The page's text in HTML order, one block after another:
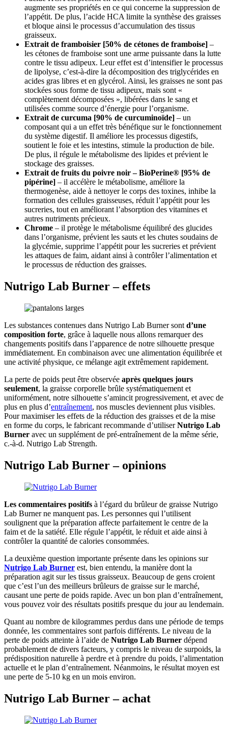
augmente ses propriétés en ce qui concerne la suppression de
l’appétit. De plus, l’acide HCA limite la synthèse des graisses
et bloque ainsi le processus d’accumulation des tissus
graisseux.
Extrait de framboisier [50% de cétones de framboise] –
les cétones de framboise sont une arme puissante dans la lutte
contre le tissu adipeux. Leur effet est d’intensifier le processus
de lipolyse, c’est-à-dire la décomposition des triglycérides en
acides gras libres et en glycérol. Ainsi, les graisses ne sont pas
stockées sous forme de tissu adipeux, mais sont «
complètement décomposées », libérées dans le sang et
utilisées comme source d’énergie pour l’organisme.
Extrait de curcuma [90% de curcuminoïde] – un
composant qui a un effet très bénéfique sur le fonctionnement
du système digestif. Il améliore les processus digestifs,
soutient le foie et les intestins, stimule la production de bile.
De plus, il régule le métabolisme des lipides et prévient le
stockage des graisses.
Extrait de fruits du poivre noir – BioPerine® [95% de
pipérine] – il accélère le métabolisme, améliore la
thermogenèse, aide à nettoyer le corps des toxines, inhibe la
formation des cellules graisseuses, réduit l’appétit pour les
sucreries, tout en améliorant l’absorption des vitamines et
autres nutriments précieux.
Chrome – il protège le métabolisme équilibré des glucides
dans l’organisme, prévient les sauts et les chutes soudains de
la glycémie, supprime l’appétit pour les sucreries et prévient
les attaques de faim, aidant ainsi à contrôler l’alimentation et
le processus de réduction des graisses.
Nutrigo Lab Burner – effets
Les substances contenues dans Nutrigo Lab Burner sont d’une
composition forte, grâce à laquelle nous allons remarquer des
changements positifs dans l’apparence de notre silhouette presque
immédiatement. En combinaison avec une alimentation équilibrée et
une activité physique, ce mélange agit extrêmement rapidement.
La perte de poids peut être observée après quelques jours
seulement, la graisse corporelle brûle systématiquement et
uniformément, notre silhouette s’amincit progressivement, et avec de
plus en plus d’entraînement, nos muscles deviennent plus visibles.
Pour maximiser les effets de la réduction des graisses et de la mise
en forme du corps, le fabricant recommande d’utiliserNutrigo Lab
Burner avec un supplément de pré-entraînement de la même série,
c.-à-d. Nutrigo Lab Strength.
Nutrigo Lab Burner – opinions
Les commentaires positifs à l’égard du brûleur de graisse Nutrigo
Lab Burner ne manquent pas. Les personnes qui l’utilisent
soulignent que la préparation affecte parfaitement le centre de la
faim et de la satiété. Elle régule l’appétit, le réduit et aide ainsi à
contrôler la quantité de calories consommées.
La deuxième question importante présente dans les opinions sur
Nutrigo Lab Burner est, bien entendu, la manière dont la
préparation agit sur les tissus graisseux. Beaucoup de gens croient
que c’est l’un des meilleurs brûleurs de graisse sur le marché,
causant une perte de poids rapide. Avec un bon plan d’entraînement,
vous pouvez voir des résultats positifs presque du jour au lendemain.
Quant au nombre de kilogrammes perdus dans une période de temps
donnée, les commentaires sont parfois différents. Le niveau de la
perte de poids atteinte à l’aide de Nutrigo Lab Burner dépend
probablement de divers facteurs, y compris le niveau de surpoids, la
prédisposition naturelle à perdre et à prendre du poids, l’alimentation
actuelle et le plan d’entraînement. Néanmoins, le résultat moyen est
une perte de 5-10 kg en un mois environ.
Nutrigo Lab Burner – achat